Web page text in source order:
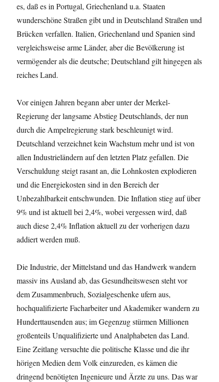
es, daß es in Portugal, Griechenland u.a. Staaten
wunderschöne Straßen gibt und in Deutschland Straßen und
Brücken verfallen. Italien, Griechenland und Spanien sind
vergleichsweise arme Länder, aber die Bevölkerung ist
vermögender als die deutsche; Deutschland gilt hingegen als
reiches Land.
Vor einigen Jahren begann aber unter der Merkel-
Regierung der langsame Abstieg Deutschlands, der nun
durch die Ampelregierung stark beschleunigt wird.
Deutschland verzeichnet kein Wachstum mehr und ist von
allen Industrieländern auf den letzten Platz gefallen. Die
Verschuldung steigt rasant an, die Lohnkosten explodieren
und die Energiekosten sind in den Bereich der
Unbezahlbarkeit entschwunden. Die Inflation stieg auf über
9% und ist aktuell bei 2,4%, wobei vergessen wird, daß
auch diese 2,4% Inflation aktuell zu der vorherigen dazu
addiert werden muß.
Die Industrie, der Mittelstand und das Handwerk wandern
massiv ins Ausland ab, das Gesundheitswesen steht vor
dem Zusammenbruch, Sozialgeschenke ufern aus,
hochqualifizierte Facharbeiter und Akademiker wandern zu
Hunderttausenden aus; im Gegenzug stürmen Millionen
großenteils Unqualifizierte und Analphabeten das Land.
Eine Zeitlang versuchte die politische Klasse und die ihr
hörigen Medien dem Volk einzureden, es kämen die
dringend benötigten Ingenieure und Ärzte zu uns. Das war